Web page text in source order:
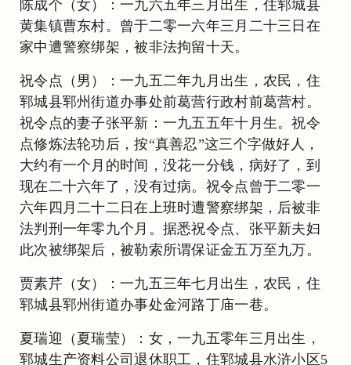
陈成个（女）：一九六五年三月出生，住郓城县
黄集镇曹东村。曾于二零一六年三月二十三日在
家中遭警察绑架，被非法拘留十天。
祝令点（男）：一九五二年九月出生，农民，住
郓城县郓州街道办事处前葛营行政村前葛营村。
祝令点的妻子张平新：一九五五年十月生。祝令
点修炼法轮功后，按“真善忍”这三个字做好人，
大约有一个月的时间，没花一分钱，病好了，到
现在二十六年了，没有过病。祝令点曾于二零一
六年四月二十二日在上班时遭警察绑架，后被非
法判刑一年零九个月。据悉祝令点、张平新夫妇
此次被绑架后，被勒索所谓保证金五万至九万。
贾素芹（女）：一九五三年七月出生，农民，住
郓城县郓州街道办事处金河路丁庙一巷。
夏瑞迎（夏瑞莹）：女，一九五零年三月出生，
郓城生产资料公司退休职工，住郓城县水浒小区5